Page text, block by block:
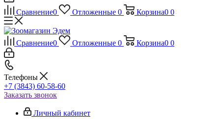
Сравнение0 Отложенные 0 Корзина0 0
Сравнение0 Отложенные 0 Корзина0 0
Телефоны
+7 (3843) 60-58-60
Заказать звонок
Личный кабинет